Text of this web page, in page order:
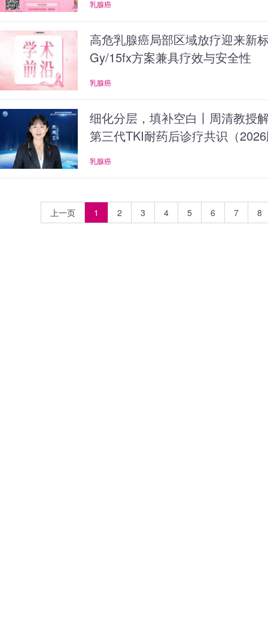
乳腺癌
高危乳腺癌局部区域放疗迎来新
Gy/15fx方案兼具疗效与安全性
乳腺癌
细化分层，填补空白丨周清教授
第三代TKI耐药后诊疗共识（
乳腺癌
上一页 1 2 3 4 5 6 7 8